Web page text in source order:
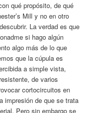
qué propósito, de qué
Mill y no en otro
La verdad es que
si hago algún
algo más de lo que
que la cúpula es
a simple vista,
de varios
cortocircuitos en
impresión de que se trata
Pero sin embargo se